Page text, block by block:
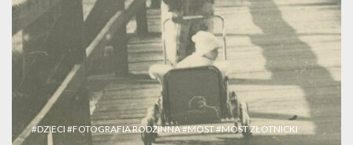
#DZIECI #FOTOGRAFIA RODZINNA#MOST#MOST ZŁOTNICKI